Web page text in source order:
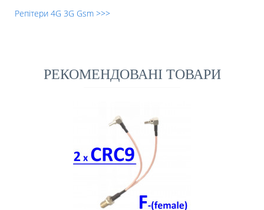
Репітери 4G 3G Gsm >>>
РЕКОМЕНДОВАНІ ТОВАРИ